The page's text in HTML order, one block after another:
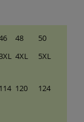
48
50
4XL
5XL
114 120 124